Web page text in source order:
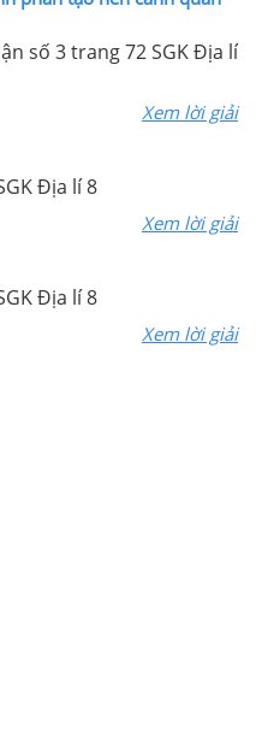
số 3 trang 72 SGK Địa lí
Xem lời giải
Địa lí 8
Xem lời giải
Địa lí 8
Xem lời giải